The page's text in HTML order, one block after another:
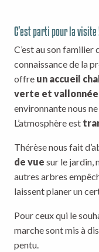
C’est parti pour la visite
C’est au son familier
connaissance de la
offre un accueil
verte et vallonnée
environnante nous
L’atmosphère est
Thérèse nous fait
de vue sur le jardin,
autres arbres
laissent planer un
Pour ceux qui le
marche sont mis à
pentu.